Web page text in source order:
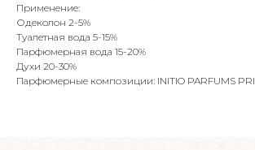
Применение:
Одеколон 2-5%
Туалетная вода 5-15%
Парфюмерная вода 15-20%
Духи 20-30%
Парфюмерные композиции: INITIO PARFUMS